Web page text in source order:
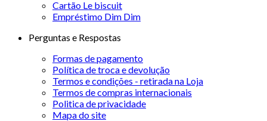
Cartão Le biscuit
Empréstimo Dim Dim
Perguntas e Respostas
Formas de pagamento
Política de troca e devolução
Termos e condições - retirada na Loja
Termos de compras internacionais
Politica de privacidade
Mapa do site